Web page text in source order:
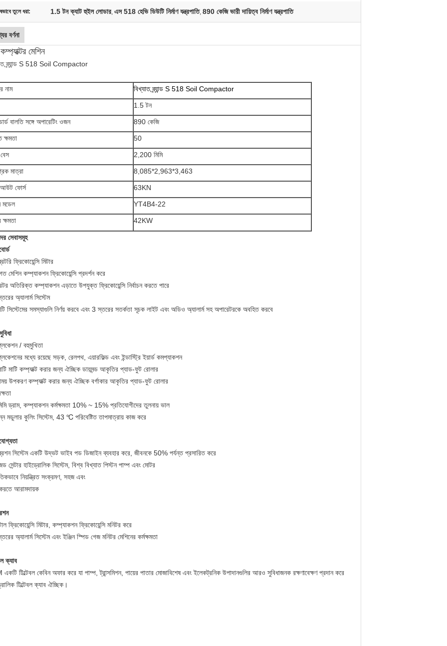
তুলে ধরা: 1.5 টন ক্যাট হুইল লোডার, এস 518 হেভি ডিউটি ​​নির্মাণ যন্ত্রপাতি, 890 কেজি ভারী দায়িত্ব নির্মাণ যন্ত্রপাতি
বর্ণনা
কম্প্যাক্টর মেশিন
ব্র্যান্ড S 518 Soil Compactor
নাম বিখ্যাত ব্র্যান্ড S 518 Soil Compactor
1.5 টন
বালতি সঙ্গে অপারেটিং ওজন 890 কেজি
ক্ষমতা 50
2,200 মিমি
মাত্রা 8,085*2,963*3,463
ফোর্স 63KN
মডেল YT4B4-22
ক্ষমতা 42KW
সেবাসমূহ
ফ্রিকোয়েন্সি মিটার
মেশিন কম্প্যাকশন ফ্রিকোয়েন্সি প্রদর্শন করে
অতিরিক্ত কম্প্যাকশন এড়াতে উপযুক্ত ফ্রিকোয়েন্সি নির্বাচন করতে পারে
অ্যালার্ম সিস্টেম
সিস্টেমের সমস্যাগুলি নির্ণয় করবে এবং 3 স্তরের সতর্কতা সূচক লাইট এবং অডিও অ্যালার্ম সহ অপারেটরকে অবহিত করবে
/ বহুমুখিতা
মধ্যে রয়েছে সড়ক, রেলপথ, এয়ারফিল্ড এবং ইন্ডাস্ট্রি ইয়ার্ড কমপ্যাকশন
মাটি কম্প্যাক্ট করার জন্য ঐচ্ছিক ডায়মন্ড আকৃতির প্যাড-ফুট রোলার
উপকরণ কম্প্যাক্ট করার জন্য ঐচ্ছিক বর্গাকার আকৃতির প্যাড-ফুট রোলার
ড্রাম, কম্প্যাকশন কর্মক্ষমতা 10% ~ 15% প্রতিযোগীদের তুলনায় ভাল
মডুলার কুলিং সিস্টেম, 43 ℃ পরিবেষ্টিত তাপমাত্রায় কাজ করে
সিস্টেম একটি উদ্ভট ভাইব পড ডিজাইন ব্যবহার করে, জীবনকে 50% পর্যন্ত প্রসারিত করে
সেন্টার হাইড্রোলিক সিস্টেম, বিশ্ব বিখ্যাত পিস্টন পাম্প এবং মোটর
নিয়ন্ত্রিত সংক্রমণ, সহজ এবং
আরামদায়ক
ফ্রিকোয়েন্সি মিটার, কম্প্যাকশন ফ্রিকোয়েন্সি মনিটর করে
অ্যালার্ম সিস্টেম এবং ইঞ্জিন স্পিড গেজ মনিটর মেশিনের কর্মক্ষমতা
ক্যাব
টিল্টেবল কেবিন অফার করে যা পাম্প, ট্রান্সমিশন, পায়ের পাতার মোজাবিশেষ এবং ইলেকট্রনিক উপাদানগুলির আরও সুবিধাজনক রক্ষণাবেক্ষণ প্রদান করে
টিল্টেবল ক্যাব ঐচ্ছিক।